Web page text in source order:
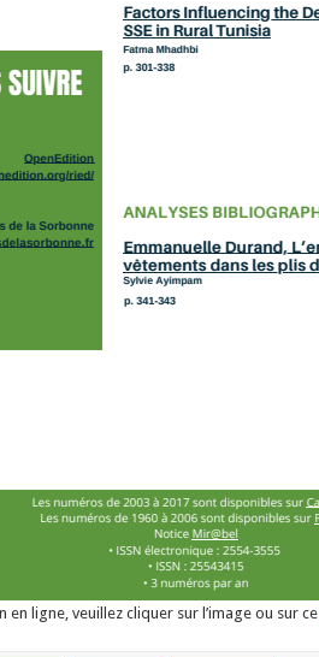
en ligne, veuillez cliquer sur l’image ou sur ce